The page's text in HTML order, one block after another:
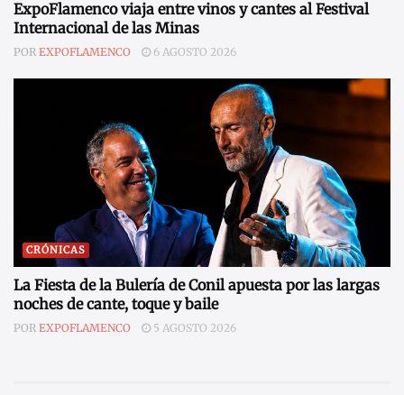
ExpoFlamenco viaja entre vinos y cantes al Festival
Internacional de las Minas
POR EXPOFLAMENCO 6 AGOSTO 2026
CRÓNICAS
La Fiesta de la Bulería de Conil apuesta por las largas
noches de cante, toque y baile
POR EXPOFLAMENCO 5 AGOSTO 2026